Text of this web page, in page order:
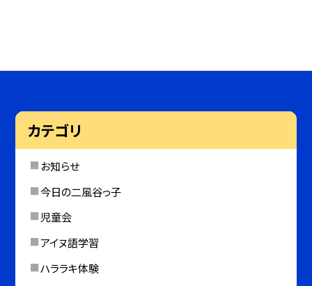
カテゴリ
お知らせ
今日の二風谷っ子
児童会
アイヌ語学習
ハララキ体験